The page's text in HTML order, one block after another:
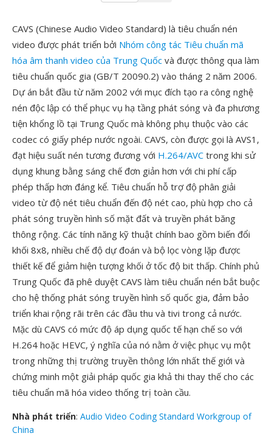
CAVS (Chinese Audio Video Standard) là tiêu chuẩn nén
video được phát triển bởi Nhóm công tác Tiêu chuẩn mã
hóa âm thanh video của Trung Quốc và được thông qua làm
tiêu chuẩn quốc gia (GB/T 20090.2) vào tháng 2 năm 2006.
Dự án bắt đầu từ năm 2002 với mục đích tạo ra công nghệ
nén độc lập có thể phục vụ hạ tầng phát sóng và đa phương
tiện khổng lồ tại Trung Quốc mà không phụ thuộc vào các
codec có giấy phép nước ngoài. CAVS, còn được gọi là AVS1,
đạt hiệu suất nén tương đương với H.264/AVC trong khi sử
dụng khung bằng sáng chế đơn giản hơn với chi phí cấp
phép thấp hơn đáng kể. Tiêu chuẩn hỗ trợ độ phân giải
video từ độ nét tiêu chuẩn đến độ nét cao, phù hợp cho cả
phát sóng truyền hình số mặt đất và truyền phát băng
thông rộng. Các tính năng kỹ thuật chính bao gồm biến đổi
khối 8x8, nhiều chế độ dự đoán và bộ lọc vòng lặp được
thiết kế để giảm hiện tượng khối ở tốc độ bit thấp. Chính phủ
Trung Quốc đã phê duyệt CAVS làm tiêu chuẩn nén bắt buộc
cho hệ thống phát sóng truyền hình số quốc gia, đảm bảo
triển khai rộng rãi trên các đầu thu và tivi trong cả nước.
Mặc dù CAVS có mức độ áp dụng quốc tế hạn chế so với
H.264 hoặc HEVC, ý nghĩa của nó nằm ở việc phục vụ một
trong những thị trường truyền thông lớn nhất thế giới và
chứng minh một giải pháp quốc gia khả thi thay thế cho các
tiêu chuẩn mã hóa video thống trị toàn cầu.
Nhà phát triển: Audio Video Coding Standard Workgroup of
China